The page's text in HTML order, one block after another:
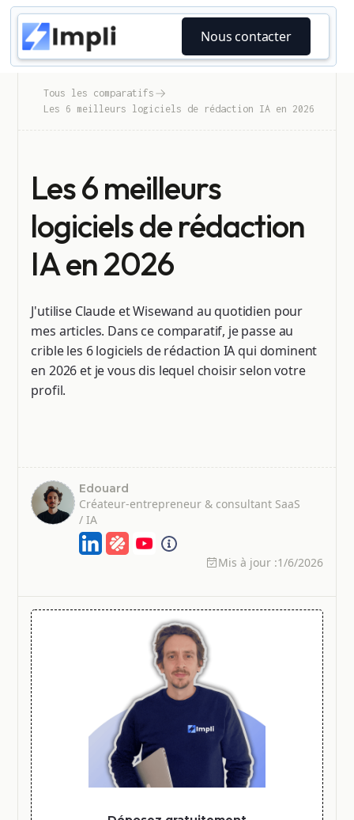
Nous contacter
Tous les comparatifs
Les 6 meilleurs logiciels de rédaction IA en 2026
Les 6 meilleurs
logiciels de rédaction
IA en 2026
J'utilise Claude et Wisewand au quotidien pour
mes articles. Dans ce comparatif, je passe au
crible les 6 logiciels de rédaction IA qui dominent
en 2026 et je vous dis lequel choisir selon votre
profil.
Edouard
Créateur-entrepreneur & consultant SaaS
/ IA
Mis à jour :1/6/2026